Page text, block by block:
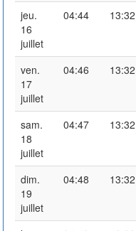
jeu.
16
juillet
04:44 13:32
ven.
17
juillet
04:46 13:32
sam.
18
juillet
04:47 13:32
dim.
19
juillet
04:48 13:32